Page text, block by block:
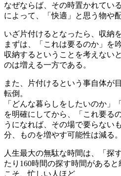
なぜならば、その時置かれてい
によって、「快適」と思う物や
いざ片付けるとなったら、収納
まずは、「これは要るのか」を
収納するということを考えない
のは増える一方である。
また、片付けるという事自体が
転倒。
「どんな暮らしをしたいのか」
を明確にしてから、「これ要る
うになれば、その場で要らない
分、ものを増やす可能性は減る。
人生最大の無駄な時間は、「探
たり160時間の探す時間がある
こそ、忙しい人ほど